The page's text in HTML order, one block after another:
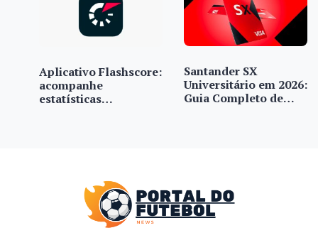
Aplicativo Flashscore:
acompanhe
estatísticas…
Santander SX
Universitário em 2026:
Guia Completo de…